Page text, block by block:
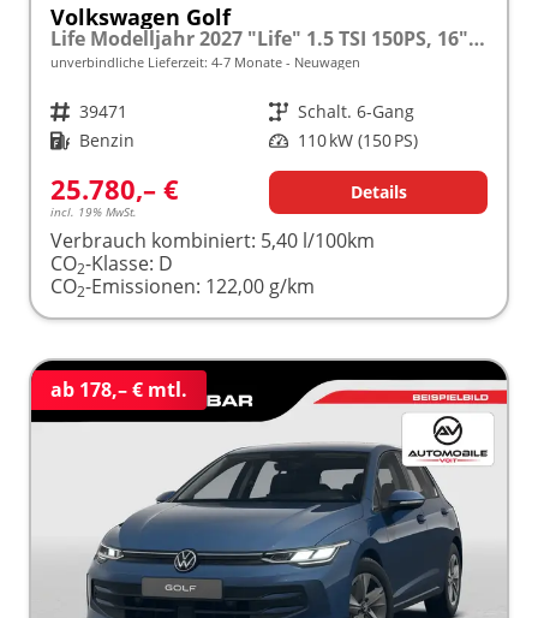
Volkswagen Golf
Life Modelljahr 2027 "Life" 1.5 TSI 150PS, 16" Alu, ACC, Sicht-Paket, Digital Cockpit Pro, App-Connect, PDC, Reserverad
unverbindliche Lieferzeit: 4-7 Monate Neuwagen
Fahrzeugnr. 39471 Getriebe Schalt. 6-Gang
Kraftstoff Benzin Leistung 110 kW (150 PS)
25.780,– €
incl. 19% MwSt.
Details
Verbrauch kombiniert: 5,40 l/100km
CO2-Klasse: D
CO2-Emissionen: 122,00 g/km
ab 178,– € mtl.